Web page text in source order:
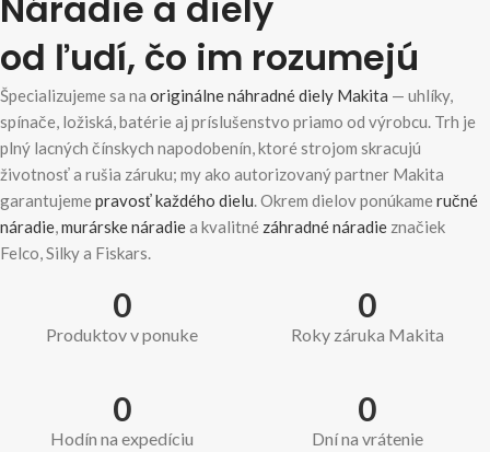
od ľudí, čo im rozumejú
Špecializujeme sa na originálne náhradné diely Makita — uhlíky,
spínače, ložiská, batérie aj príslušenstvo priamo od výrobcu. Trh je
plný lacných čínskych napodobenín, ktoré strojom skracujú
životnosť a rušia záruku; my ako autorizovaný partner Makita
garantujemepravosť každého dielu. Okrem dielov ponúkameručné
náradie,murárske náradiea kvalitné záhradné náradie značiek
Felco, Silky a Fiskars.
0
Produktov v ponuke
0
Roky záruka Makita
0
Hodín na expedíciu
0
Dní na vrátenie